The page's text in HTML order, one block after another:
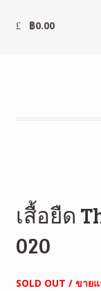
฿0.00
เสื้อยืด
020
SOLD OUT / ขาย